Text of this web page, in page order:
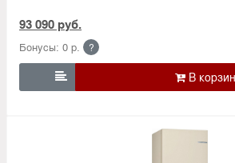
93 090 руб.
Бонусы: 0 р. ?
